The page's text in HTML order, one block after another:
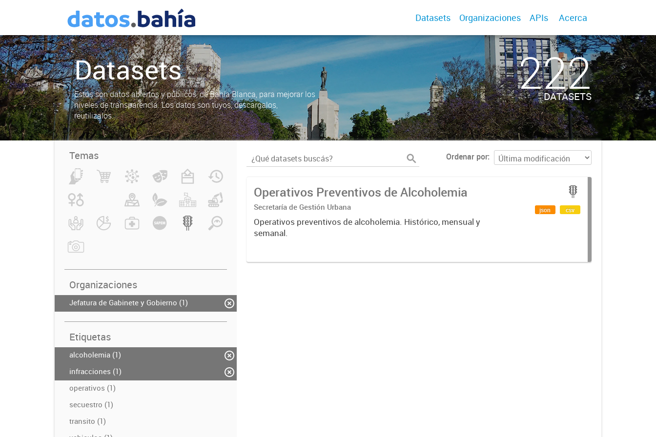
Datasets Organizaciones APIs Acerca
Datasets
Estos son datos abiertos y públicos, de Bahía Blanca, para mejorar los
niveles de transparencia. Los datos son tuyos, descargalos,
reutilizalos.
222
DATASETS
Temas
Organizaciones
Jefatura de Gabinete y Gobierno (1)
Etiquetas
alcoholemia (1)
infracciones (1)
operativos (1)
secuestro (1)
transito (1)
Ordenar por
Operativos Preventivos de Alcoholemia
Secretaría de Gestión Urbana
Operativos preventivos de alcoholemia. Histórico, mensual y
semanal.
json csv